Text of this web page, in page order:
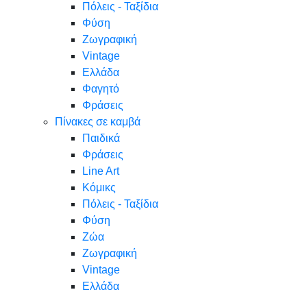
Πόλεις - Ταξίδια
Φύση
Ζωγραφική
Vintage
Ελλάδα
Φαγητό
Φράσεις
Πίνακες σε καμβά
Παιδικά
Φράσεις
Line Art
Κόμικς
Πόλεις - Ταξίδια
Φύση
Ζώα
Ζωγραφική
Vintage
Ελλάδα